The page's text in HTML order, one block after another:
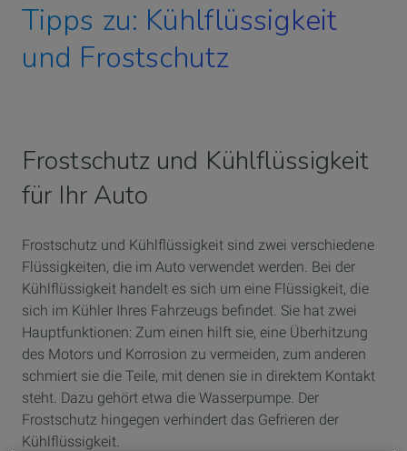
Tipps zu: Kühlflüssigkeit
und Frostschutz
Frostschutz und Kühlflüssigkeit
für Ihr Auto
Frostschutz und Kühlflüssigkeit sind zwei verschiedene
Flüssigkeiten, die im Auto verwendet werden. Bei der
Kühlflüssigkeit handelt es sich um eine Flüssigkeit, die
sich im Kühler Ihres Fahrzeugs befindet. Sie hat zwei
Hauptfunktionen: Zum einen hilft sie, eine Überhitzung
des Motors und Korrosion zu vermeiden, zum anderen
schmiert sie die Teile, mit denen sie in direktem Kontakt
steht. Dazu gehört etwa die Wasserpumpe. Der
Frostschutz hingegen verhindert das Gefrieren der
Kühlflüssigkeit.